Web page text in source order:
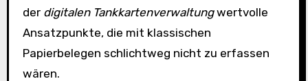
der digitalen Tankkartenverwaltungwertvolle
Ansatzpunkte, die mit klassischen
Papierbelegen schlichtweg nicht zu erfassen
wären.